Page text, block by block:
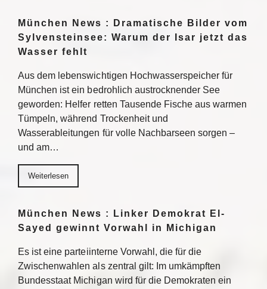
München News : Dramatische Bilder vom
Sylvensteinsee: Warum der Isar jetzt das
Wasser fehlt
Aus dem lebenswichtigen Hochwasserspeicher für
München ist ein bedrohlich austrocknender See
geworden: Helfer retten Tausende Fische aus warmen
Tümpeln, während Trockenheit und
Wasserableitungen für volle Nachbarseen sorgen –
und am…
Weiterlesen
München News : Linker Demokrat El-
Sayed gewinnt Vorwahl in Michigan
Es ist eine parteiinterne Vorwahl, die für die
Zwischenwahlen als zentral gilt: Im umkämpften
Bundesstaat Michigan wird für die Demokraten ein